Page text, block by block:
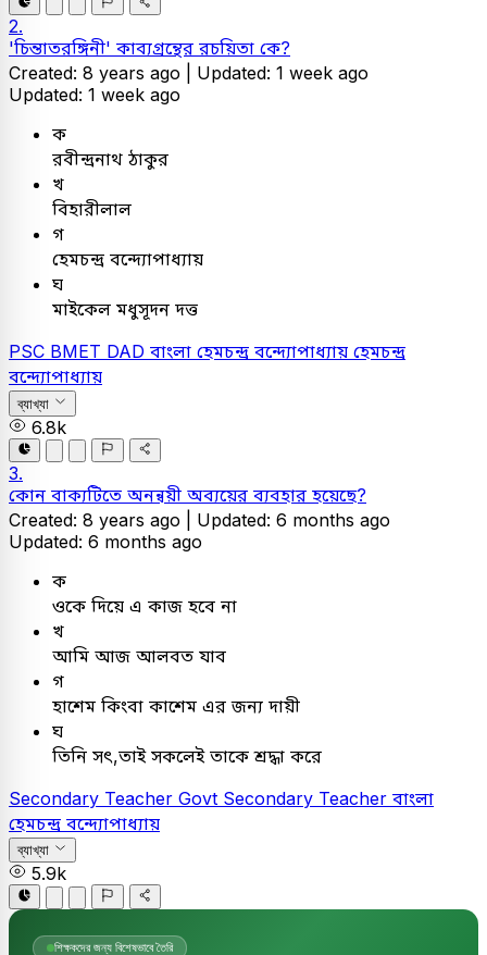
2.
'চিন্তাতরঙ্গিনী' কাব্যগ্রন্থের রচয়িতা কে?
Created: 8 years ago | Updated: 1 week ago
Updated: 1 week ago
ক
রবীন্দ্রনাথ ঠাকুর
খ
বিহারীলাল
গ
হেমচন্দ্র বন্দ্যোপাধ্যায়
ঘ
মাইকেল মধুসূদন দত্ত
PSC BMET DAD বাংলা হেমচন্দ্র বন্দ্যোপাধ্যায় হেমচন্দ্র
বন্দ্যোপাধ্যায়
ব্যাখ্যা
6.8k
3.
কোন বাক্যটিতে অনন্বয়ী অব্যয়ের ব্যবহার হয়েছে?
Created: 8 years ago | Updated: 6 months ago
Updated: 6 months ago
ক
ওকে দিয়ে এ কাজ হবে না
খ
আমি আজ আলবত যাব
গ
হাশেম কিংবা কাশেম এর জন্য দায়ী
ঘ
তিনি সৎ,তাই সকলেই তাকে শ্রদ্ধা করে
Secondary Teacher Govt Secondary Teacher বাংলা
হেমচন্দ্র বন্দ্যোপাধ্যায়
ব্যাখ্যা
5.9k
শিক্ষকদের জন্য বিশেষভাবে তৈরি